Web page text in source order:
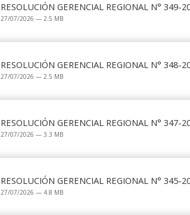
RESOLUCIÓN GERENCIAL REGIONAL N° 349-
27/07/2026 — 2.5 MB
RESOLUCIÓN GERENCIAL REGIONAL N° 348-
27/07/2026 — 2.5 MB
RESOLUCIÓN GERENCIAL REGIONAL N° 347-
27/07/2026 — 3.3 MB
RESOLUCIÓN GERENCIAL REGIONAL N° 345-
27/07/2026 — 4.8 MB